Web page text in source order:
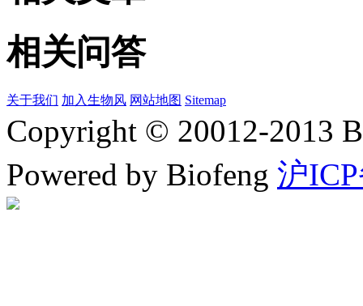
相关问答
关于我们 加入生物风 网站地图 Sitemap
Copyright © 20012-2013
Powered by Biofeng 沪